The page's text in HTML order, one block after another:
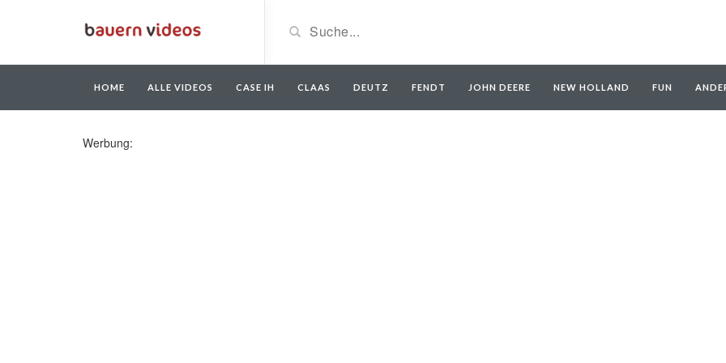
HOME ALLE VIDEOS CASE IH CLAAS DEUTZ FENDT JOHN DEERE NEW HOLLAND FUN
Werbung: